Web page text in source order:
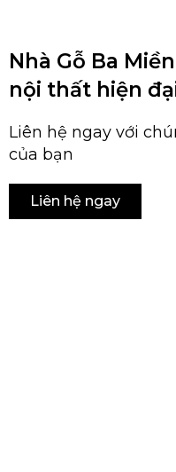
Nhà Gỗ Ba
nội thất hiện
Liên hệ ngay với
của bạn
Liên hệ ngay